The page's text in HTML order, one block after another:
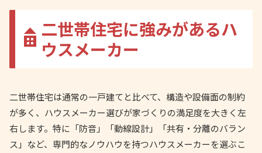
二世帯住宅に強みがあるハ
ウスメーカー
二世帯住宅は通常の一戸建てと比べて、構造や設備面の制約
が多く、ハウスメーカー選びが家づくりの満足度を大きく左
右します。特に「防音」「動線設計」「共有・分離のバラン
ス」など、専門的なノウハウを持つハウスメーカーを選ぶこ